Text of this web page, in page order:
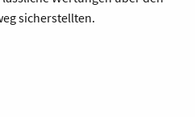
sicherstellten.